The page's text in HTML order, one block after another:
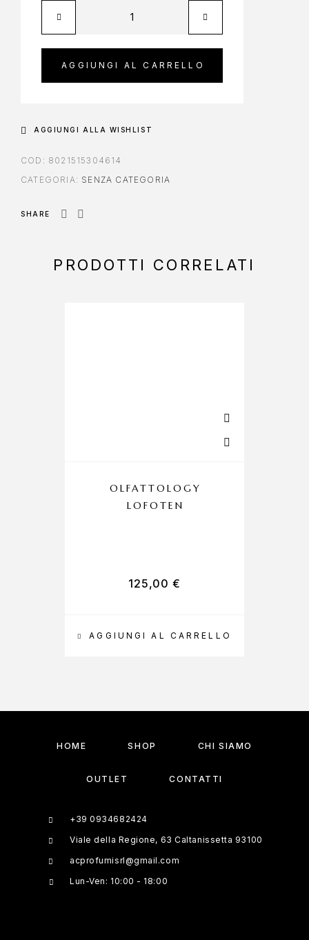
AGGIUNGI AL CARRELLO
AGGIUNGI ALLA WISHLIST
COD: 8021515304614
CATEGORIA: SENZA CATEGORIA
SHARE
PRODOTTI CORRELATI
AGGIUNGI AL CARRELLO
OLFATTOLOGY
LOFOTEN
125,00 €
HOME SHOP CHI SIAMO
OUTLET CONTATTI
+39 0934682424
Viale della Regione, 63 Caltanissetta 93100
acprofumisrl@gmail.com
Lun-Ven: 10:00 - 18:00